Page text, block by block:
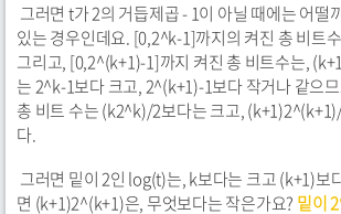
그러면 t가 2의 거듭제곱 - 1이 아닐 때에는 어떨
있는 경우인데요. [0,2^k-1]까지의 켜진 총 비트
그리고, [0,2^(k+1)-1]까지 켜진 총 비트수는,
는 2^k-1보다 크고, 2^(k+1)-1보다 작거나 같으
총 비트 수는 (k2^k)/2보다는 크고,
다.
그러면 밑이 2인 log(t)는, k보다는 크고 (k+1)보
면 (k+1)2^(k+1)은, 무엇보다는 작은가요? 밑이